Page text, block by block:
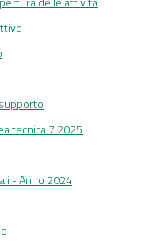
tecnica 7 2025
- Anno 2024